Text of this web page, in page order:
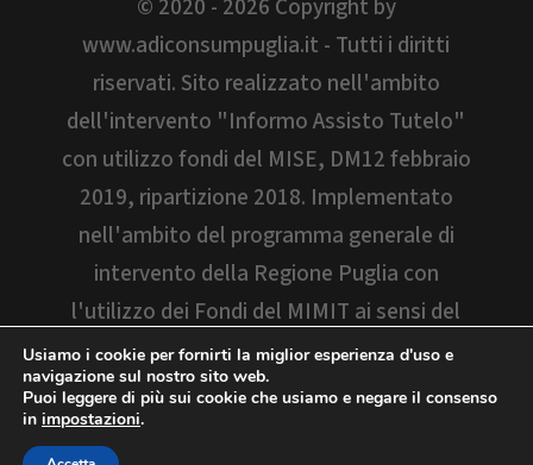
© 2020 - 2026 Copyright by
www.adiconsumpuglia.it - Tutti i diritti
riservati. Sito realizzato nell'ambito
dell'intervento "Informo Assisto Tutelo"
con utilizzo fondi del MISE, DM12 febbraio
2019, ripartizione 2018. Implementato
nell'ambito del programma generale di
intervento della Regione Puglia con
l'utilizzo dei Fondi del MIMIT ai sensi del
D.M. 06/05/2022. Il sito è stato aggiornato
"Programma di iniziative per la tutela dei
consumatori 2024/2025 realizzato con i
Usiamo i cookie per fornirti la miglior esperienza d'uso e
navigazione sul nostro sito web.
Puoi leggere di più sui cookie che usiamo e negare il consenso
in impostazioni.